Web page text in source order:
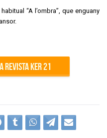
“A l’ombra”, que enguany
REVISTA KER 21